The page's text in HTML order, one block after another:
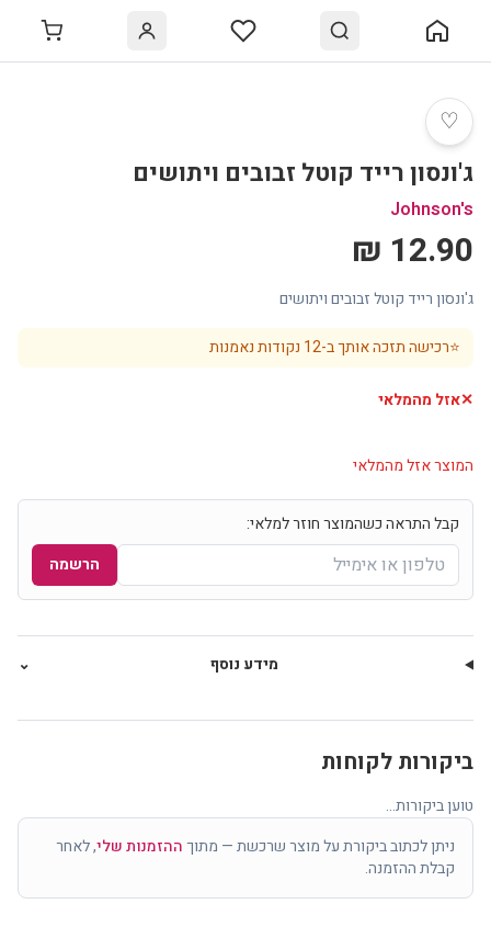
♡
ג'ונסון רייד קוטל זבובים ויתושים
Johnson's
12.90 ₪
ג'ונסון רייד קוטל זבובים ויתושים
⭐רכישה תזכה אותך ב-12 נקודות נאמנות
✕אזל מהמלאי
המוצר אזל מהמלאי
קבל התראה כשהמוצר חוזר למלאי:
הרשמה
מידע נוסף ⌄
ביקורות לקוחות
טוען ביקורות...
ניתן לכתוב ביקורת על מוצר שרכשת — מתוךההזמנות שלי, לאחר
קבלת ההזמנה.